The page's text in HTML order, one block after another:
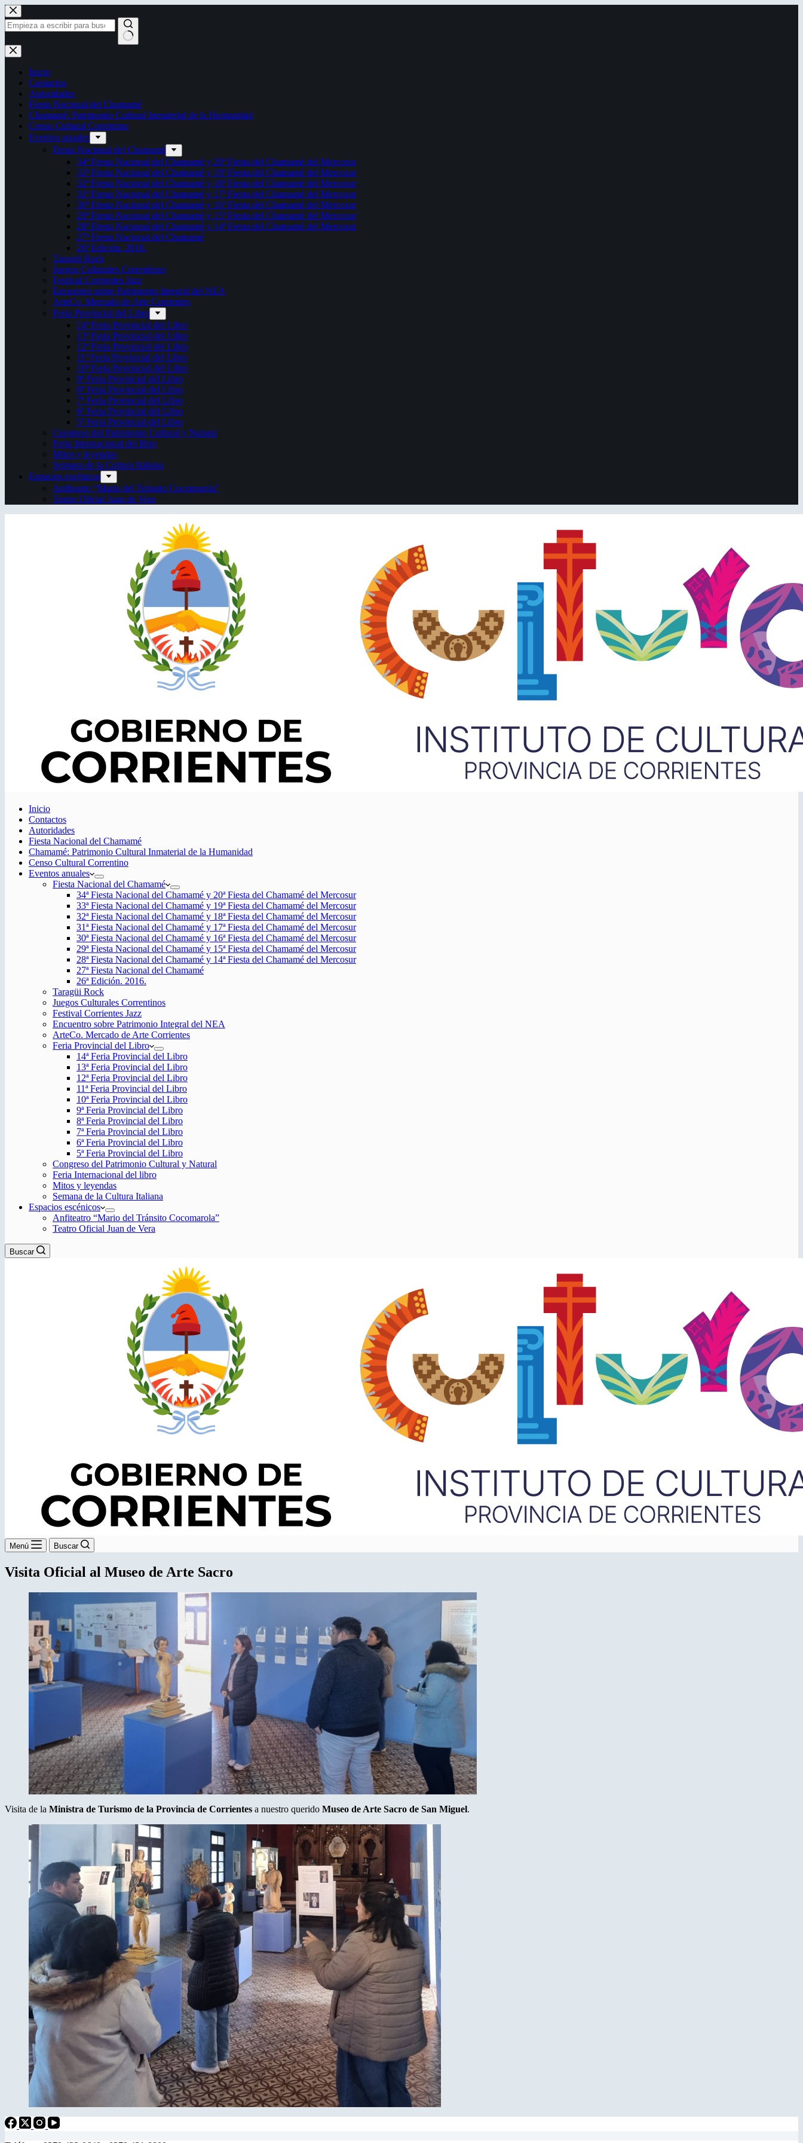
Saltar
al
contenido
Sin
resultados
Inicio
Contactos
Autoridades
Fiesta Nacional del Chamamé
Chamamé: Patrimonio Cultural Inmaterial de la Humanidad
Censo Cultural Correntino
Eventos anuales
Fiesta Nacional del Chamamé
34ª Fiesta Nacional del Chamamé y 20ª Fiesta del Chamamé del Mercosur
33ª Fiesta Nacional del Chamamé y 19ª Fiesta del Chamamé del Mercosur
32ª Fiesta Nacional del Chamamé y 18ª Fiesta del Chamamé del Mercosur
31ª Fiesta Nacional del Chamamé y 17ª Fiesta del Chamamé del Mercosur
30ª Fiesta Nacional del Chamamé y 16ª Fiesta del Chamamé del Mercosur
29ª Fiesta Nacional del Chamamé y 15ª Fiesta del Chamamé del Mercosur
28ª Fiesta Nacional del Chamamé y 14ª Fiesta del Chamamé del Mercosur
27ª Fiesta Nacional del Chamamé
26ª Edición. 2016.
Taragüi Rock
Juegos Culturales Correntinos
Festival Corrientes Jazz
Encuentro sobre Patrimonio Integral del NEA
ArteCo. Mercado de Arte Corrientes
Feria Provincial del Libro
14ª Feria Provincial del Libro
13ª Feria Provincial del Libro
12ª Feria Provincial del Libro
11ª Feria Provincial del Libro
10ª Feria Provincial del Libro
9ª Feria Provincial del Libro
8ª Feria Provincial del Libro
7ª Feria Provincial del Libro
6ª Feria Provincial del Libro
5ª Feria Provincial del Libro
Congreso del Patrimonio Cultural y Natural
Feria Internacional del libro
Mitos y leyendas
Semana de la Cultura Italiana
Espacios escénicos
Anfiteatro “Mario del Tránsito Cocomarola”
Teatro Oficial Juan de Vera
Inicio
Contactos
Autoridades
Fiesta Nacional del Chamamé
Chamamé: Patrimonio Cultural Inmaterial de la Humanidad
Censo Cultural Correntino
Eventos anuales
Fiesta Nacional del Chamamé
34ª Fiesta Nacional del Chamamé y 20ª Fiesta del Chamamé del Mercosur
33ª Fiesta Nacional del Chamamé y 19ª Fiesta del Chamamé del Mercosur
32ª Fiesta Nacional del Chamamé y 18ª Fiesta del Chamamé del Mercosur
31ª Fiesta Nacional del Chamamé y 17ª Fiesta del Chamamé del Mercosur
30ª Fiesta Nacional del Chamamé y 16ª Fiesta del Chamamé del Mercosur
29ª Fiesta Nacional del Chamamé y 15ª Fiesta del Chamamé del Mercosur
28ª Fiesta Nacional del Chamamé y 14ª Fiesta del Chamamé del Mercosur
27ª Fiesta Nacional del Chamamé
26ª Edición. 2016.
Taragüi Rock
Juegos Culturales Correntinos
Festival Corrientes Jazz
Encuentro sobre Patrimonio Integral del NEA
ArteCo. Mercado de Arte Corrientes
Feria Provincial del Libro
14ª Feria Provincial del Libro
13ª Feria Provincial del Libro
12ª Feria Provincial del Libro
11ª Feria Provincial del Libro
10ª Feria Provincial del Libro
9ª Feria Provincial del Libro
8ª Feria Provincial del Libro
7ª Feria Provincial del Libro
6ª Feria Provincial del Libro
5ª Feria Provincial del Libro
Congreso del Patrimonio Cultural y Natural
Feria Internacional del libro
Mitos y leyendas
Semana de la Cultura Italiana
Espacios escénicos
Anfiteatro “Mario del Tránsito Cocomarola”
Teatro Oficial Juan de Vera
Buscar
Menú Buscar
Visita Oficial al Museo de Arte Sacro
Visita de la Ministra de Turismo de la Provincia de Corrientes a nuestro querido Museo de Arte Sacro de San Miguel.